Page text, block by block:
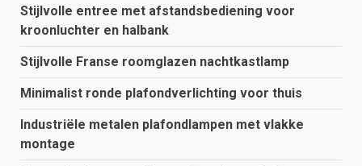
Stijlvolle entree met afstandsbediening voor
kroonluchter en halbank
Stijlvolle Franse roomglazen nachtkastlamp
Minimalist ronde plafondverlichting voor thuis
Industriële metalen plafondlampen met vlakke
montage